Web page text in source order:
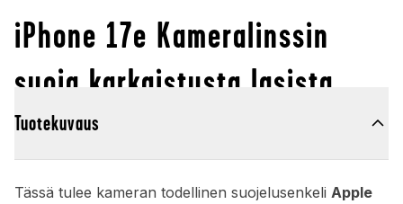
iPhone 17e Kameralinssin
suoja karkaistusta lasista
Tuotekuvaus
Tässä tulee kameran todellinen suojelusenkeli Apple